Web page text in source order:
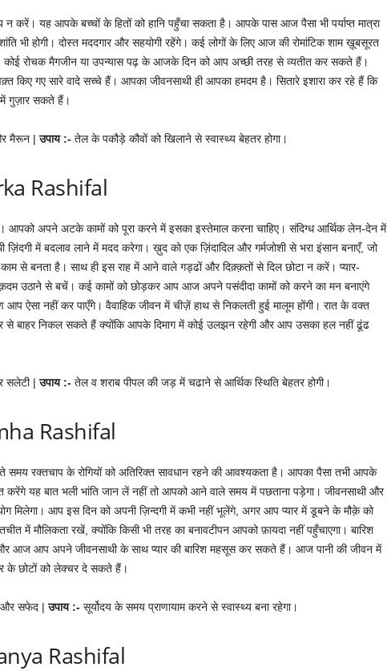
न करें। यह आपके बच्चों के हितों को हानि पहुँचा सकता है। आपके पास आज पैसा भी पर्याप्त मात्रा
भी होगी। दोस्त मददगार और सहयोगी रहेंगे। कई लोगों के लिए आज की रोमांटिक शाम ख़ूबसूरत
कोई रोचक मैगजीन या उपन्यास पढ़ के आजके दिन को आप अच्छी तरह से व्यतीत कर सकते हैं।
किए गए सारे वादे सच्चे हैं। आपका जीवनसाथी ही आपका हमदम है। सितारे इशारा कर रहे हैं कि
गुज़ार सकते हैं।
मैरून |उपाय :- तेल के पकौड़े कौवों को खिलाने से स्वास्थ्य बेहतर होगा।
Rashifal
आपको अपने अटके कामों को पूरा करने में इसका इस्तेमाल करना चाहिए। संदिग्ध आर्थिक लेन-देन में
में बदलाव लाने में मदद करेगा। ख़ुद को एक ज़िंदादिल और गर्मजोशी से भरा इंसान बनाएँ, जो
से बनता है। साथ ही इस राह में आने वाले गड्ढों और दिक़्क़तों से दिल छोटा न करें। प्यार-
क़दम उठाने से बचें। कई कामों को छोड़कर आप आज अपने पसंदीदा कामों को करने का मन बनाएंगे
ऐसा नहीं कर पाएँगे। वैवाहिक जीवन में चीज़ें हाथ से निकलती हुई मालूम होंगी। रात के वक्त
से बाहर निकल सकते हैं क्योंकि आपके दिमाग में कोई उलझन रहेगी और आप उसका हल नहीं ढूंढ
सलेटी |उपाय :- तेल व शराब पीपल की जड़ में चढाने से आर्थिक स्थिति बेहतर होगी।
Rashifal
समय रक्तचाप के रोगियों को अतिरिक्त सावधान रहने की आवश्यकता है। आपका पैसा तभी आपके
यह बात भली भांति जान लें नहीं तो आपको आने वाले समय में पछताना पड़ेगा। जीवनसाथी और
मिलेगा। आप इस दिन को अपनी ज़िन्दगी में कभी नहीं भूलेंगे, अगर आप प्यार में डूबने के मौक़े को
में मौलिकता रखें, क्योंकि किसी भी तरह का बनावटीपन आपको फ़ायदा नहीं पहुँचाएगा। बारिश
और आज आप अपने जीवनसाथी के साथ प्यार की बारिश महसूस कर सकते हैं। आज पानी की जीवन में
के छोटों को लेक्चर दे सकते हैं।
और सफेद |उपाय :- सूर्योदय के समय प्राणायाम करने से स्वास्थ्य बना रहेगा।
Rashifal